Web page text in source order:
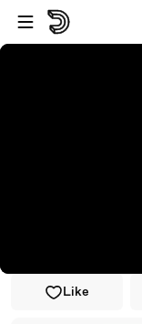
Vai al lettore
Passa al contenuto
Like